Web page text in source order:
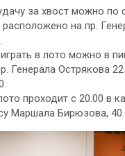
за хвост можно по
на пр.
в лото можно в
Генерала Острякова
проходит с 20.00 в
Маршала Бирюзова, 40.